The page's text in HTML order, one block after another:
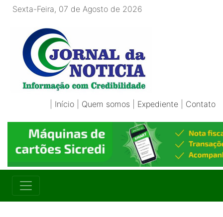
Sexta-Feira, 07 de Agosto de 2026
Início Quem somos Expediente Contato